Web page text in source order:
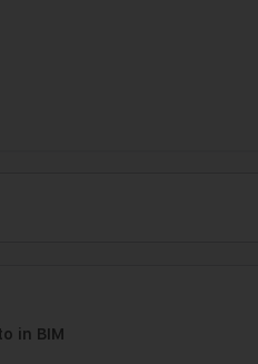
in BIM